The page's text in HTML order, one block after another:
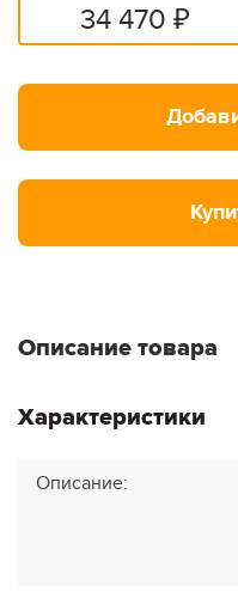
34 470 ₽
Описание товара
Характеристики
Описание: